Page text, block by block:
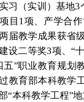
习（实训）基地
目1项、产学合
届教学成果获省
设二等奖3项、“
五”职业教育规划
教育部本科教学
“本科教学工程”